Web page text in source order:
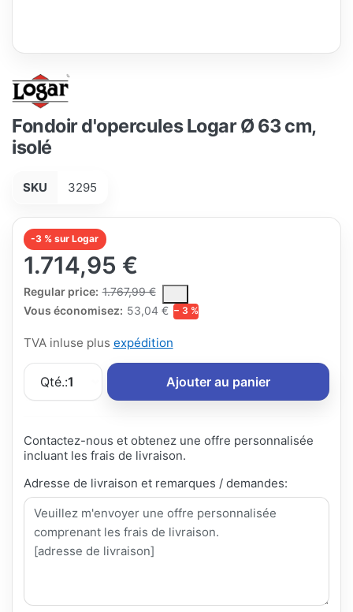
Fondoir d'opercules Logar Ø 63 cm,
isolé
SKU 3295
-3 % sur Logar
1.714,95 €
Regular price: 1.767,99 €
The Regular Price is the median selling price paid by
Vous économisez: 53,04 € − 3 %
TVA inluse plus expédition
Qté.:1 Ajouter au panier
Contactez-nous et obtenez une offre personnalisée
incluant les frais de livraison.
Adresse de livraison et remarques / demandes: